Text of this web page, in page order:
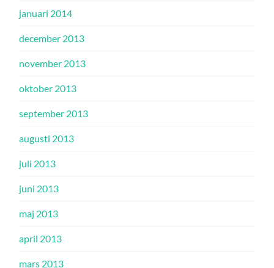
januari 2014
december 2013
november 2013
oktober 2013
september 2013
augusti 2013
juli 2013
juni 2013
maj 2013
april 2013
mars 2013